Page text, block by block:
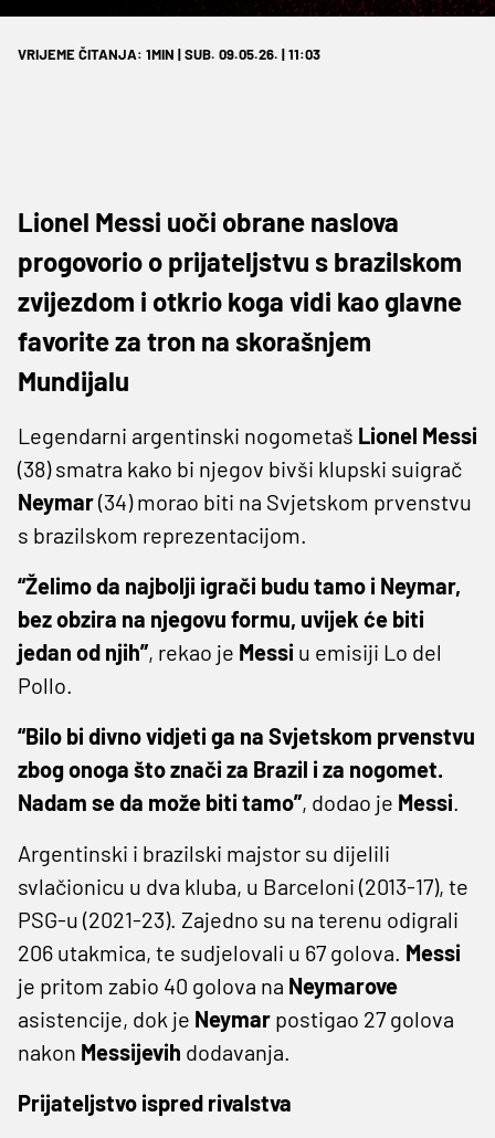
VRIJEME ČITANJA: 1MIN | SUB. 09.05.26. | 11:03
Lionel Messi uoči obrane naslova
progovorio o prijateljstvu s brazilskom
zvijezdom i otkrio koga vidi kao glavne
favorite za tron na skorašnjem
Mundijalu
Legendarni argentinski nogometaš Lionel Messi
(38) smatra kako bi njegov bivši klupski suigrač
Neymar(34) morao biti na Svjetskom prvenstvu
s brazilskom reprezentacijom.
“Želimo da najbolji igrači budu tamo i Neymar,
bez obzira na njegovu formu, uvijek će biti
jedan od njih”, rekao je Messi u emisiji Lo del
Pollo.
“Bilo bi divno vidjeti ga na Svjetskom prvenstvu
zbog onoga što znači za Brazil i za nogomet.
Nadam se da može biti tamo”, dodao je Messi.
Argentinski i brazilski majstor su dijelili
svlačionicu u dva kluba, u Barceloni (2013-17), te
PSG-u (2021-23). Zajedno su na terenu odigrali
206 utakmica, te sudjelovali u 67 golova. Messi
je pritom zabio 40 golova na Neymarove
asistencije, dok je Neymar postigao 27 golova
nakon Messijevih dodavanja.
Prijateljstvo ispred rivalstva